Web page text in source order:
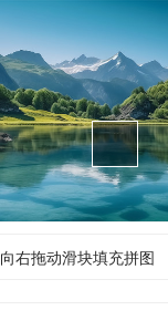
向右拖动滑块填充拼图